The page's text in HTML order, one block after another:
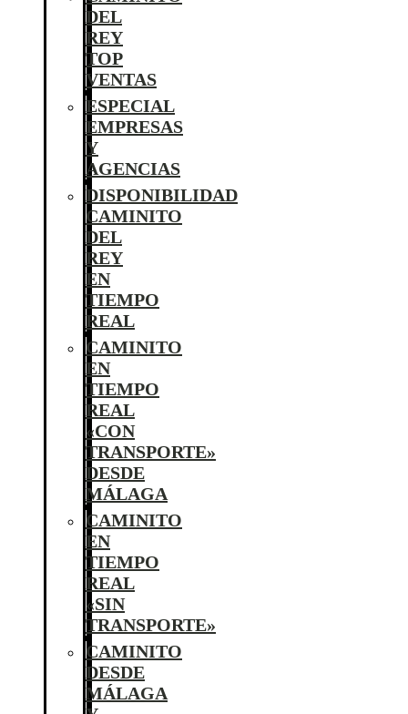
DEL
REY
TOP
VENTAS
ESPECIAL
EMPRESAS
Y
AGENCIAS
DISPONIBILIDAD
CAMINITO
DEL
REY
EN
TIEMPO
REAL
CAMINITO
EN
TIEMPO
REAL
«CON
TRANSPORTE»
DESDE
MÁLAGA
CAMINITO
EN
TIEMPO
REAL
«SIN
TRANSPORTE»
CAMINITO
DESDE
MÁLAGA